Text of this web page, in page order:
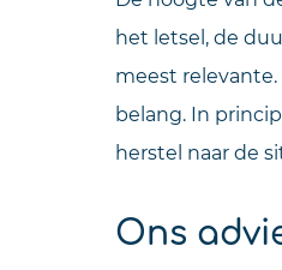
het letsel, de
meest
belang. In
herstel naar de
Ons